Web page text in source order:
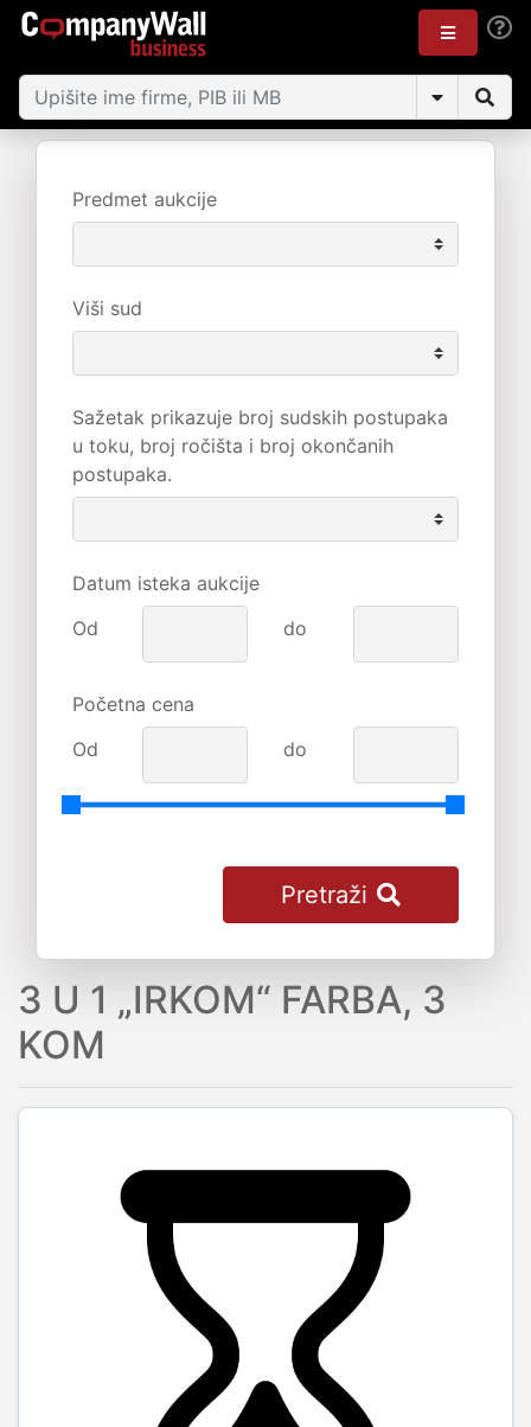
Predmet aukcije
Viši sud
Sažetak prikazuje broj sudskih postupaka
u toku, broj ročišta i broj okončanih
postupaka.
Datum isteka aukcije
Od
do
Početna cena
Od
do
Pretraži
3 U 1 „IRKOM“ FARBA, 3
KOM